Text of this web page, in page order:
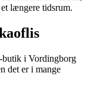
længere tidsrum.
butik i Vordingborg
det er i mange